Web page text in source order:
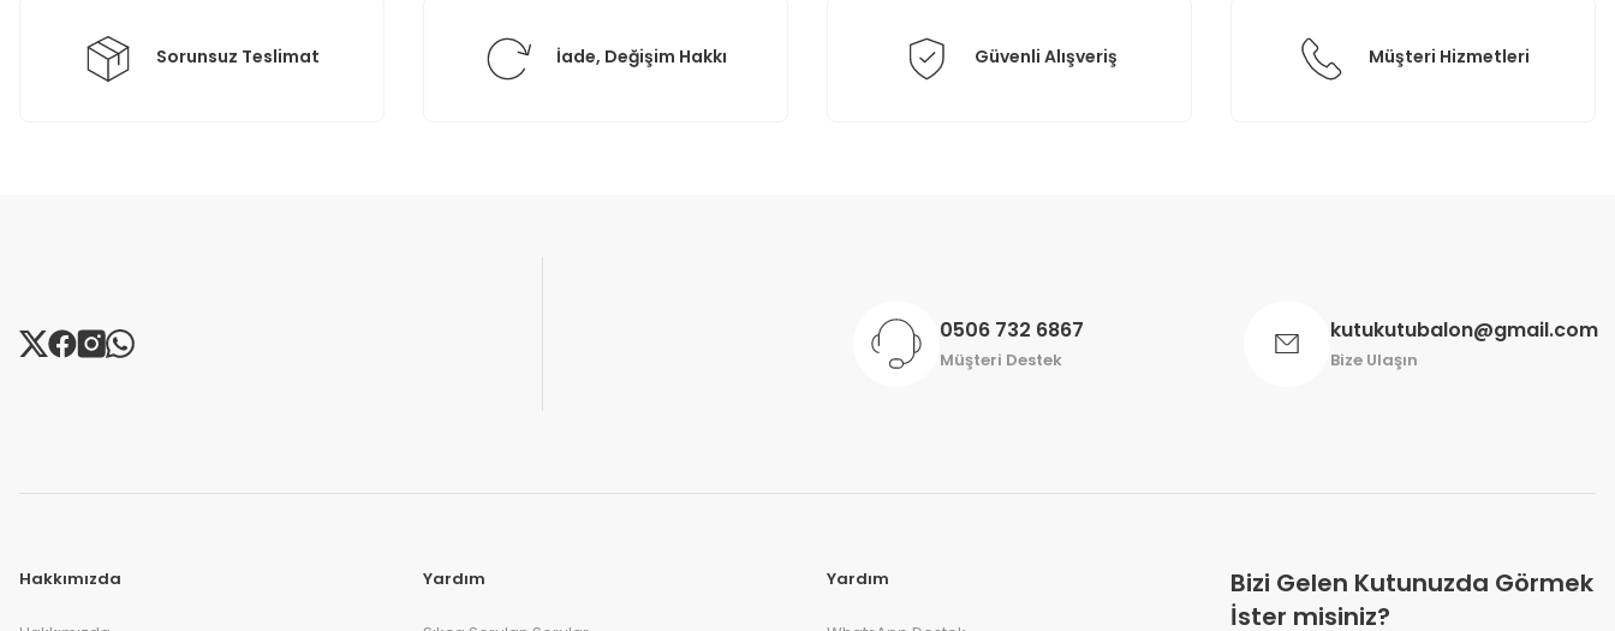
Sorunsuz Teslimat İade, Değişim Hakkı Güvenli Alışveriş Müşteri Hizmetleri
0506 732 6867
Müşteri Destek
kutukutubalon@gmail.com
Bize Ulaşın
Hakkımızda Yardım Yardım
Bizi Gelen Kutunuzda Görmek
İster misiniz?